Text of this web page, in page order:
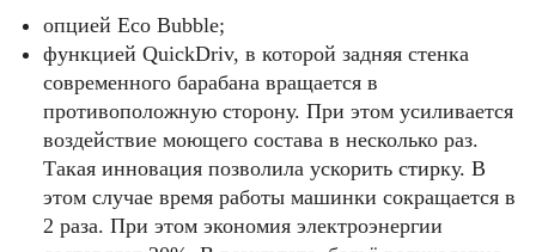
опцией Eco Bubble;
функцией QuickDriv, в которой задняя стенка
современного барабана вращается в
противоположную сторону. При этом усиливается
воздействие моющего состава в несколько раз.
Такая инновация позволила ускорить стирку. В
этом случае время работы машинки сокращается в
2 раза. При этом экономия электроэнергии